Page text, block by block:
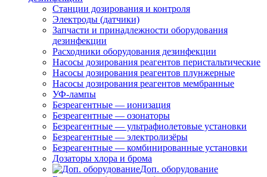
Станции дозирования и контроля
Электроды (датчики)
Запчасти и принадлежности оборудования
дезинфекции
Расходники оборудования дезинфекции
Насосы дозирования реагентов перистальтические
Насосы дозирования реагентов плунжерные
Насосы дозирования реагентов мембранные
УФ-лампы
Безреагентные — ионизация
Безреагентные — озонаторы
Безреагентные — ультрафиолетовые установки
Безреагентные — электролизёры
Безреагентные — комбинированные установки
Дозаторы хлора и брома
Доп. оборудование